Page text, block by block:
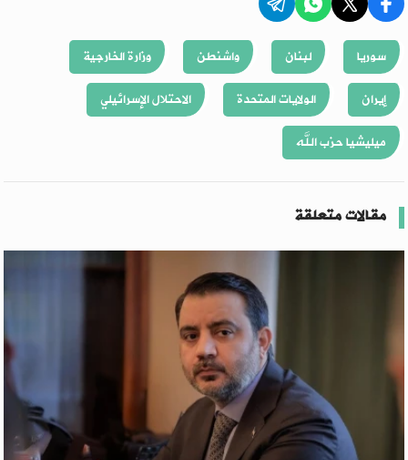
سوريا لبنان واشنطن
وزارة الخارجية
إيران
الولايات المتحدة
الاحتلال الإسرائيلي
ميليشيا حزب الله
مقالات متعلقة